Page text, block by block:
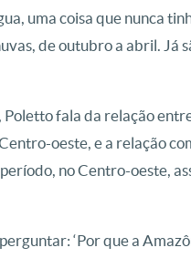
uma coisa que nunca
de outubro a abril. Já
Poletto fala da relação
oeste, e a relação
no Centro-oeste,
‘Por que a